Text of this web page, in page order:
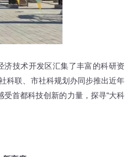
技术开发区汇集了丰富的科研资
科联、市社科规划办同步推出近年
首都科技创新的力量，探寻“大科